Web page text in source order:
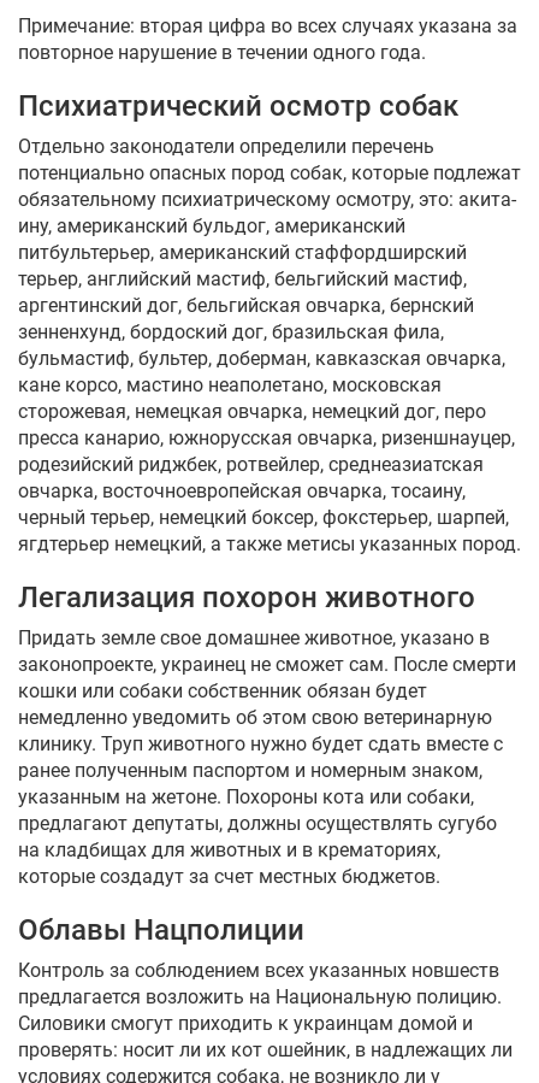
Примечание: вторая цифра во всех случаях указана за
повторное нарушение в течении одного года.
Психиатрический осмотр собак
Отдельно законодатели определили перечень
потенциально опасных пород собак, которые подлежат
обязательному психиатрическому осмотру, это: акита-
ину, американский бульдог, американский
питбультерьер, американский стаффордширский
терьер, английский мастиф, бельгийский мастиф,
аргентинский дог, бельгийская овчарка, бернский
зенненхунд, бордоский дог, бразильская фила,
бульмастиф, бультер, доберман, кавказская овчарка,
кане корсо, мастино неаполетано, московская
сторожевая, немецкая овчарка, немецкий дог, перо
пресса канарио, южнорусская овчарка, ризеншнауцер,
родезийский риджбек, ротвейлер, среднеазиатская
овчарка, восточноевропейская овчарка, тосаину,
черный терьер, немецкий боксер, фокстерьер, шарпей,
ягдтерьер немецкий, а также метисы указанных пород.
Легализация похорон животного
Придать земле свое домашнее животное, указано в
законопроекте, украинец не сможет сам. После смерти
кошки или собаки собственник обязан будет
немедленно уведомить об этом свою ветеринарную
клинику. Труп животного нужно будет сдать вместе с
ранее полученным паспортом и номерным знаком,
указанным на жетоне. Похороны кота или собаки,
предлагают депутаты, должны осуществлять сугубо
на кладбищах для животных и в крематориях,
которые создадут за счет местных бюджетов.
Облавы Нацполиции
Контроль за соблюдением всех указанных новшеств
предлагается возложить на Национальную полицию.
Силовики смогут приходить к украинцам домой и
проверять: носит ли их кот ошейник, в надлежащих ли
условиях содержится собака, не возникло ли у